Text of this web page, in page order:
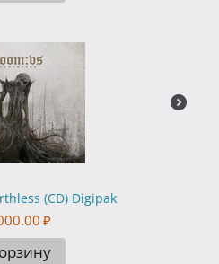
(CD) Digipak
₽